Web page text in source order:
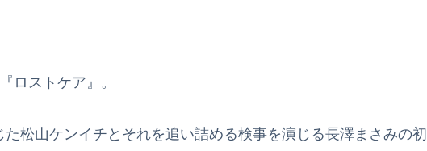
ロストケア』。
松山ケンイチとそれを追い詰める検事を演じる長澤まさみの初